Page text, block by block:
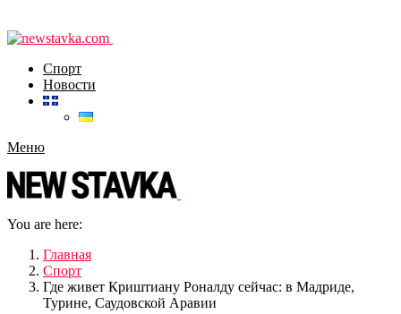
Спорт
Новости
Меню
You are here:
Главная
Спорт
Где живет Криштиану Роналду сейчас: в Мадриде,
Турине, Саудовской Аравии